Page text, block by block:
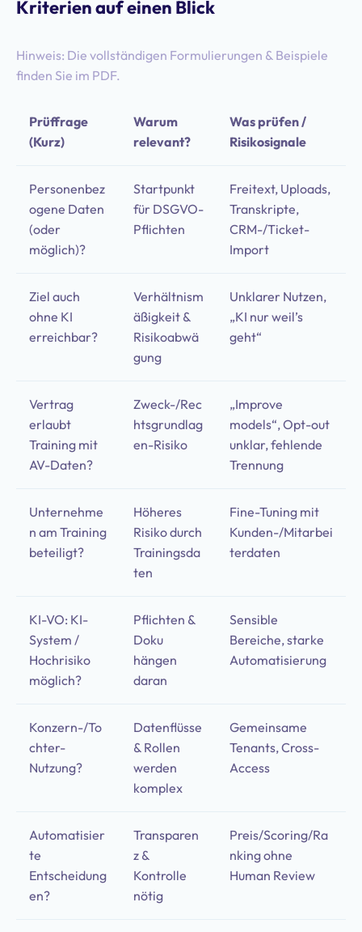
Kriterien auf einen Blick
Hinweis: Die vollständigen Formulierungen & Beispiele
finden Sie im PDF.
Prüffrage
(Kurz)
Warum
relevant?
Was prüfen /
Risikosignale
Personenbez
ogene Daten
(oder
möglich)?
Startpunkt
für DSGVO-
Pflichten
Freitext, Uploads,
Transkripte,
CRM-/Ticket-
Import
Ziel auch
ohne KI
erreichbar?
Verhältnism
äßigkeit &
Risikoabwä
gung
Unklarer Nutzen,
„KI nur weil’s
geht“
Vertrag
erlaubt
Training mit
AV-Daten?
Zweck-/Rec
htsgrundlag
en-Risiko
„Improve
models“, Opt-out
unklar, fehlende
Trennung
Unternehme
n am Training
beteiligt?
Höheres
Risiko durch
Trainingsda
ten
Fine-Tuning mit
Kunden-/Mitarbei
terdaten
KI-VO: KI-
System /
Hochrisiko
möglich?
Pflichten &
Doku
hängen
daran
Sensible
Bereiche, starke
Automatisierung
Konzern-/To
chter-
Nutzung?
Datenflüsse
& Rollen
werden
komplex
Gemeinsame
Tenants, Cross-
Access
Automatisier
te
Entscheidung
en?
Transparen
z &
Kontrolle
nötig
Preis/Scoring/Ra
nking ohne
Human Review